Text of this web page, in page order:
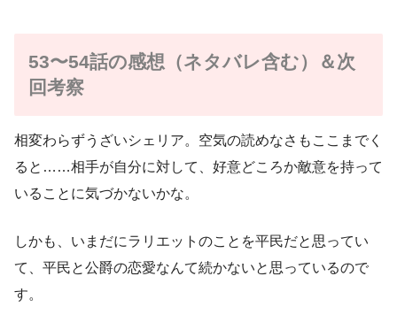
53〜54話の感想（ネタバレ含む）＆次
回考察
相変わらずうざいシェリア。空気の読めなさもここまでく
ると……相手が自分に対して、好意どころか敵意を持って
いることに気づかないかな。
しかも、いまだにラリエットのことを平民だと思ってい
て、平民と公爵の恋愛なんて続かないと思っているので
す。